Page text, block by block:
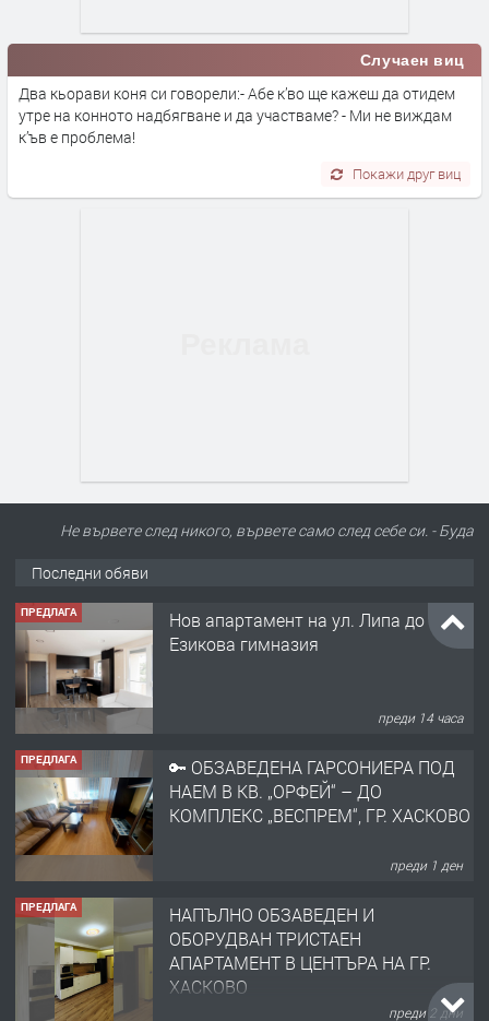
Случаен виц
Два кьорави коня си говорели:- Абе к’во ще кажеш да отидем
утре на конното надбягване и да участваме? - Ми не виждам
к’ъв е проблема!
Покажи друг виц
Не вървете след никого, вървете само след себе си. - Буда
Последни обяви
ПРЕДЛАГА
Нов апартамент на ул. Липа до
Езикова гимназия
преди 14 часа
ПРЕДЛАГА
🔑 ОБЗАВЕДЕНА ГАРСОНИЕРА ПОД
НАЕМ В КВ. „ОРФЕЙ“ – ДО
КОМПЛЕКС „ВЕСПРЕМ“, ГР. ХАСКОВО
преди 1 ден
ПРЕДЛАГА
НАПЪЛНО ОБЗАВЕДЕН И
ОБОРУДВАН ТРИСТАЕН
АПАРТАМЕНТ В ЦЕНТЪРА НА ГР.
ХАСКОВО
преди 2 дни